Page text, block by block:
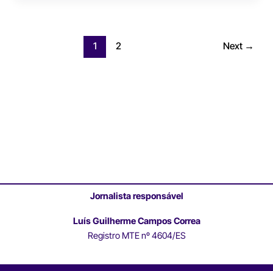
1 2 Next →
Jornalista responsável
Luís Guilherme Campos Correa
Registro MTE nº 4604/ES